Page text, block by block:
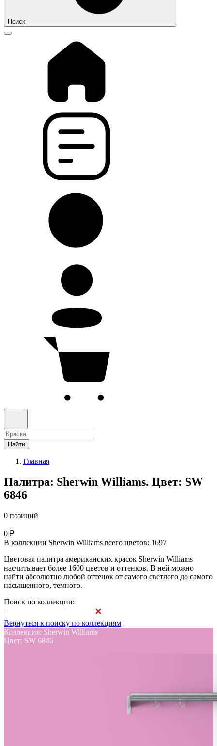
Поиск
Найти
Главная
Палитра: Sherwin Williams. Цвет: SW
6846
0 позиций
0 ₽
В коллекции Sherwin Williams всего цветов: 1697
Цветовая палитра американских красок Sherwin Williams
насчитывает более 1600 цветов и оттенков. В ней можно
найти абсолютно любой оттенок от самого светлого до самого
насыщенного, темного.
Поиск по коллекции:
Вернуться к поиску по коллекциям
Коллекция: Sherwin Williams
Цвет: SW 6846